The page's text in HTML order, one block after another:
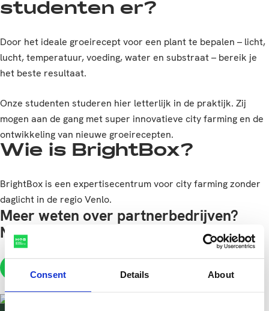
Consent Details About
studenten er?
Door het ideale groeirecept voor een plant te bepalen – licht,
lucht, temperatuur, voeding, water en substraat – bereik je
het beste resultaat.
Onze studenten studeren hier letterlijk in de praktijk. Zij
mogen aan de gang met super innovatieve city farming en de
ontwikkeling van nieuwe groeirecepten.
Wie is BrightBox?
BrightBox is een expertisecentrum voor city farming zonder
daglicht in de regio Venlo.
Meer weten over partnerbedrijven?
Neem contact met ons op